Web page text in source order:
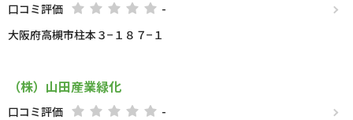
口コミ評価
-
大阪府高槻市柱本３−１８７−１
（株）山田産業緑化
口コミ評価
-